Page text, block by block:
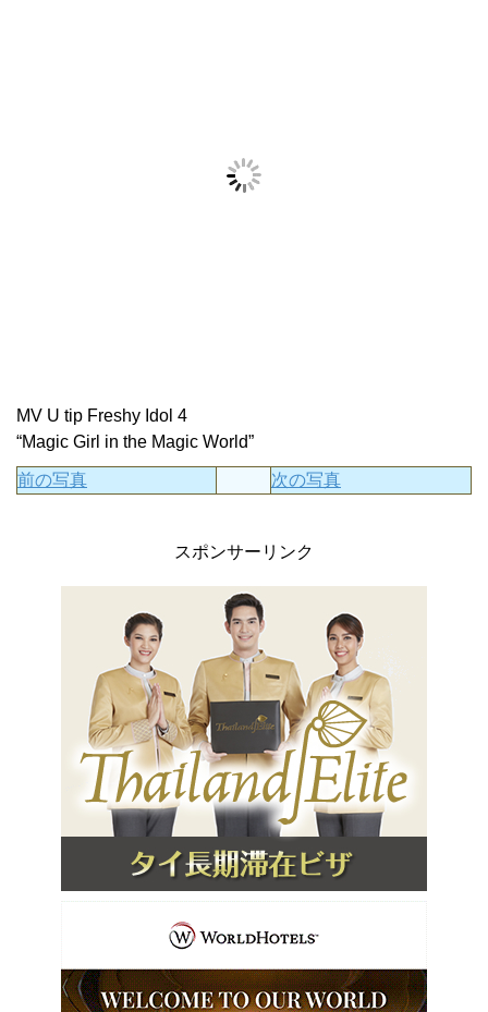
MV U tip Freshy Idol 4
“Magic Girl in the Magic World”
前の写真 次の写真
スポンサーリンク